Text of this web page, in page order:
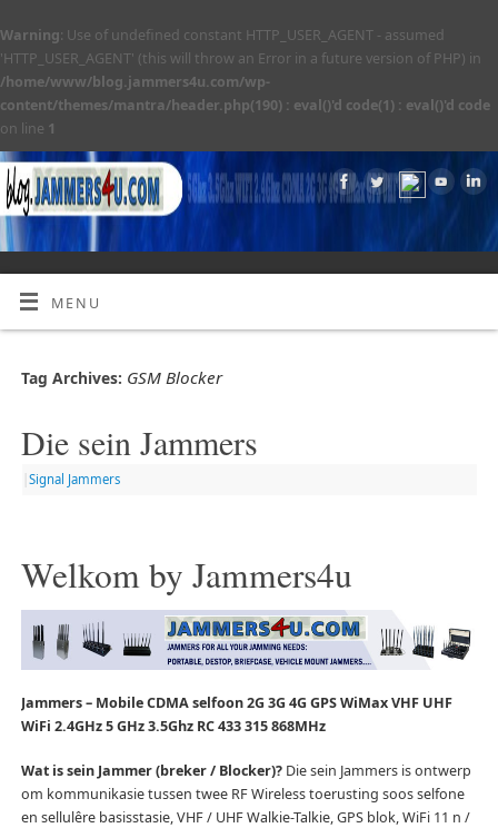
Warning: Use of undefined constant HTTP_USER_AGENT - assumed
'HTTP_USER_AGENT' (this will throw an Error in a future version of PHP) in
/home/www/blog.jammers4u.com/wp-
content/themes/mantra/header.php(190) : eval()'d code(1) : eval()'d code
on line 1
MENU
Tag Archives: GSM Blocker
Die sein Jammers
Signal Jammers
Welkom by Jammers4u
Jammers – Mobile CDMA selfoon 2G 3G 4G GPS WiMax VHF UHF
WiFi 2.4GHz 5 GHz 3.5Ghz RC 433 315 868MHz
Wat is sein Jammer (breker / Blocker)?Die sein Jammers is ontwerp
om kommunikasie tussen twee RF Wireless toerusting soos selfone
en sellulêre basisstasie, VHF / UHF Walkie-Talkie, GPS blok, WiFi 11 n /